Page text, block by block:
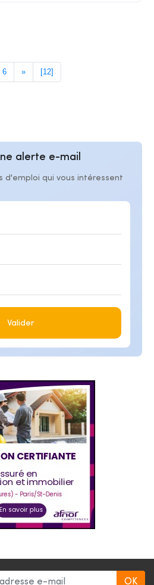
6 » [12]
alerte e-mail
d'emploi qui vous intéressent
Valider